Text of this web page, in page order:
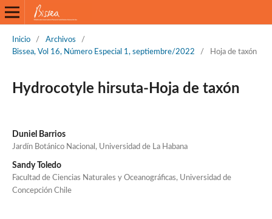
Inicio / Archivos
/
Bissea, Vol 16, Número Especial 1, septiembre/2022
/ Hoja de taxón
Hydrocotyle hirsuta-Hoja de taxón
Duniel Barrios
Jardín Botánico Nacional, Universidad de La Habana
Sandy Toledo
Facultad de Ciencias Naturales y Oceanográficas, Universidad de
Concepción Chile